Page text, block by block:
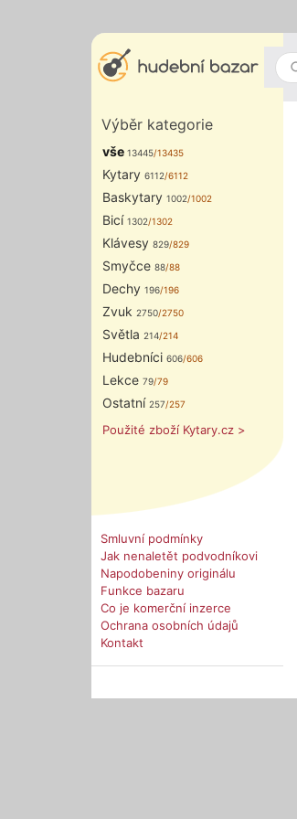
Výběr kategorie
vše 13445/13435
Kytary 6112/6112
Baskytary 1002/1002
Bicí 1302/1302
Klávesy 829/829
Smyčce 88/88
Dechy 196/196
Zvuk 2750/2750
Světla 214/214
Hudebníci 606/606
Lekce 79/79
Ostatní 257/257
Použité zboží Kytary.cz >
Smluvní podmínky
Jak nenaletět podvodníkovi
Napodobeniny originálu
Funkce bazaru
Co je komerční inzerce
Ochrana osobních údajů
Kontakt